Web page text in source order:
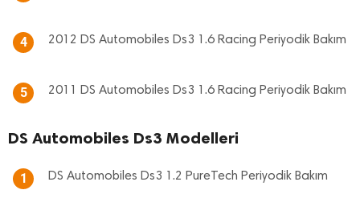
4 2012 DS Automobiles Ds3 1.6 Racing Periyodik Bakım
5 2011 DS Automobiles Ds3 1.6 Racing Periyodik Bakım
DS Automobiles Ds3 Modelleri
1 DS Automobiles Ds3 1.2 PureTech Periyodik Bakım